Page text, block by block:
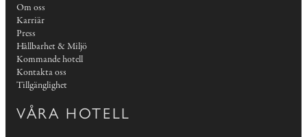
Om oss
Karriär
Press
Hållbarhet & Miljö
Kommande hotell
Kontakta oss
Tillgänglighet
VÅRA HOTELL